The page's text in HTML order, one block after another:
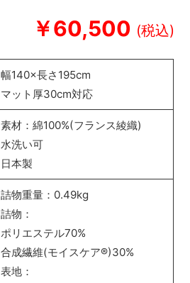
￥60,500
幅140×長さ195cm
マット厚30cm対応
素材：綿100%(フランス綾織)
水洗い可
日本製
詰物重量：0.49kg
詰物：
ポリエステル70%
合成繊維(モイスケア®)30%
表地：